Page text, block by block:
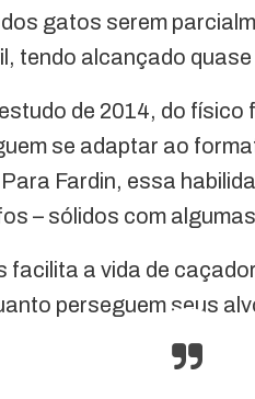
gatos serem
tendo alcançado
de 2014, do
se adaptar ao
Fardin, essa
– sólidos com
facilita a vida de
perseguem seus